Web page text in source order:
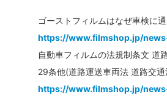
ゴーストフィルムはなぜ車検に通
https://www.filmshop.jp/
自動車フィルムの法規制条文 道
29条他(道路運送車両法 道路交通
https://www.filmshop.jp/